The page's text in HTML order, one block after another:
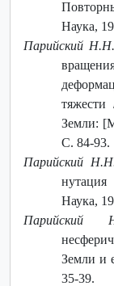
Наука,
Парийский Н.Н.
Земли:
С. 84-93.
Парийский
Наука,
Земли и
35-39.